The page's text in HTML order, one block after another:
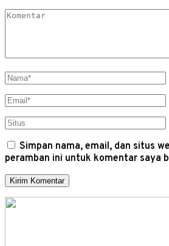
Simpan nama, email, dan situs
peramban ini untuk komentar saya